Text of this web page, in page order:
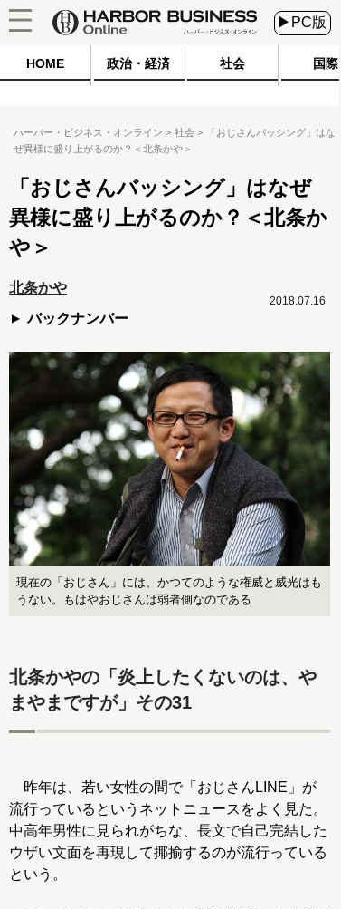
▶PC版
HOME 政治・経済 社会 国際
ハーバー・ビジネス・オンライン 社会
「おじさんバッシング」はな
ぜ異様に盛り上がるのか？＜北条かや＞
「おじさんバッシング」はなぜ
異様に盛り上がるのか？＜北条か
や＞
北条かや
バックナンバー
2018.07.16
現在の「おじさん」には、かつてのような権威と威光はも
うない。もはやおじさんは弱者側なのである
北条かやの「炎上したくないのは、や
まやまですが」その31
昨年は、若い女性の間で「おじさんLINE」が
流行っているというネットニュースをよく見た。
中高年男性に見られがちな、長文で自己完結した
ウザい文面を再現して揶揄するのが流行っている
という。